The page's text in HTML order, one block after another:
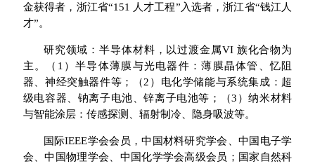
金获得者，浙江省“151 人才工程”入选者，浙江省“钱江人
才”。
研究领域：半导体材料，以过渡金属VI 族化合物为
主。（1）半导体薄膜与光电器件：薄膜晶体管、忆阻
器、神经突触器件等；（2）电化学储能与系统集成：超
级电容器、钠离子电池、锌离子电池等；（3）纳米材料
与智能涂层：传感探测、辐射制冷、隐身吸波等。
国际IEEE学会会员，中国材料研究学会、中国电子学
会、中国物理学会、中国化学学会高级会员；国家自然科